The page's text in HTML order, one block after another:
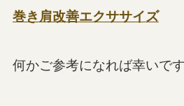
巻き肩改善エクササイズ
何かご参考になれば幸いです